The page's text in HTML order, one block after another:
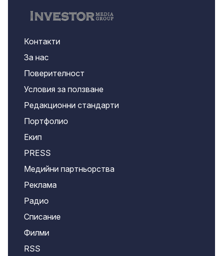
Контакти
За нас
Поверителност
Условия за ползване
Редакционни стандарти
Портфолио
Екип
PRESS
Медийни партньорства
Реклама
Радио
Списание
Филми
RSS